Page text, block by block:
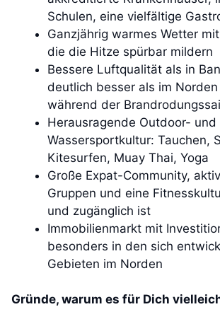
Schulen, eine vielfältige
Ganzjährig warmes Wetter
die die Hitze spürbar mildern
Bessere Luftqualität als in
deutlich besser als im
während der
Herausragende Outdoor- und
Wassersportkultur: Tauchen,
Kitesurfen, Muay Thai, Yoga
Große Expat-Community,
Gruppen und eine
und zugänglich ist
Immobilienmarkt mit
besonders in den sich
Gebieten im Norden
Gründe, warum es für Dich